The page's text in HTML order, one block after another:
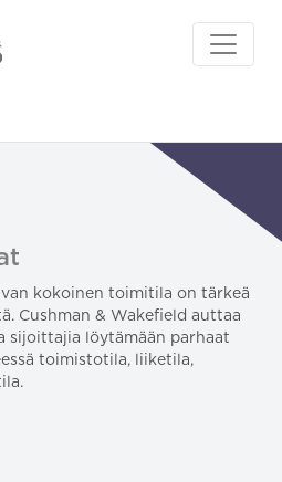
kokoinen toimitila on tärkeä
Cushman & Wakefield auttaa
sijoittajia löytämään parhaat
toimistotila, liiketila,